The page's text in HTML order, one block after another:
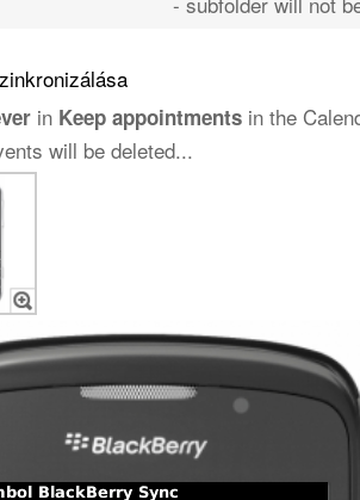
in Keep appointments in the
will be deleted...